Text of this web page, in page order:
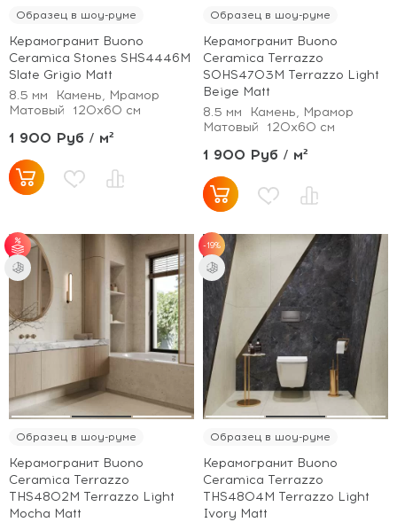
Образец в шоу-руме
Керамогранит Buono
Ceramica Stones SHS4446M
Slate Grigio Matt
8.5 мм
Камень, Мрамор
Матовый
120x60 см
1 900 Руб / м²
Образец в шоу-руме
Керамогранит Buono
Ceramica Terrazzo
SOHS4703M Terrazzo Light
Beige Matt
8.5 мм
Камень, Мрамор
Матовый
120x60 см
1 900 Руб / м²
от 35 м² - скидка 5%;
от 70 м² - скидка
10%.
Образец в шоу-руме
Керамогранит Buono
Ceramica Terrazzo
THS4802M Terrazzo Light
Mocha Matt
-19%
Образец в шоу-руме
Керамогранит Buono
Ceramica Terrazzo
THS4804M Terrazzo Light
Ivory Matt